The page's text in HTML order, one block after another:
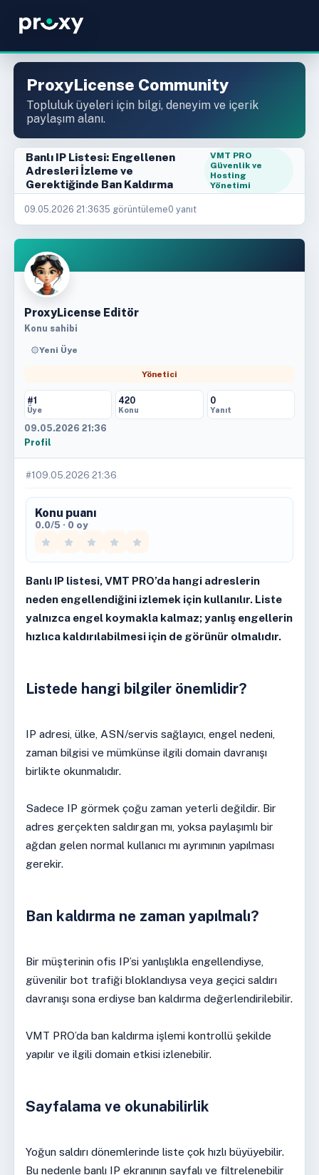
ProxyLicense Community
Topluluk üyeleri için bilgi, deneyim ve içerik
paylaşım alanı.
Banlı IP Listesi: Engellenen
Adresleri İzleme ve
Gerektiğinde Ban Kaldırma
VMT PRO
Güvenlik ve
Hosting
Yönetimi
09.05.2026 21:3635 görüntüleme0 yanıt
ProxyLicense Editör
Konu sahibi
Yeni Üye
Yönetici
#1
Üye
420
Konu
0
Yanıt
09.05.2026 21:36
Profil
#1 09.05.2026 21:36
Konu puanı
0.0/5 · 0 oy
Banlı IP listesi, VMT PRO’da hangi adreslerin
neden engellendiğini izlemek için kullanılır. Liste
yalnızca engel koymakla kalmaz; yanlış engellerin
hızlıca kaldırılabilmesi için de görünür olmalıdır.
Listede hangi bilgiler önemlidir?
IP adresi, ülke, ASN/servis sağlayıcı, engel nedeni,
zaman bilgisi ve mümkünse ilgili domain davranışı
birlikte okunmalıdır.
Sadece IP görmek çoğu zaman yeterli değildir. Bir
adres gerçekten saldırgan mı, yoksa paylaşımlı bir
ağdan gelen normal kullanıcı mı ayrımının yapılması
gerekir.
Ban kaldırma ne zaman yapılmalı?
Bir müşterinin ofis IP’si yanlışlıkla engellendiyse,
güvenilir bot trafiği bloklandıysa veya geçici saldırı
davranışı sona erdiyse ban kaldırma değerlendirilebilir.
VMT PRO’da ban kaldırma işlemi kontrollü şekilde
yapılır ve ilgili domain etkisi izlenebilir.
Sayfalama ve okunabilirlik
Yoğun saldırı dönemlerinde liste çok hızlı büyüyebilir.
Bu nedenle banlı IP ekranının sayfalı ve filtrelenebilir